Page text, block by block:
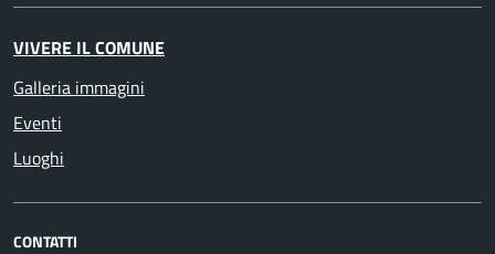
VIVERE IL COMUNE
Galleria immagini
Eventi
Luoghi
CONTATTI